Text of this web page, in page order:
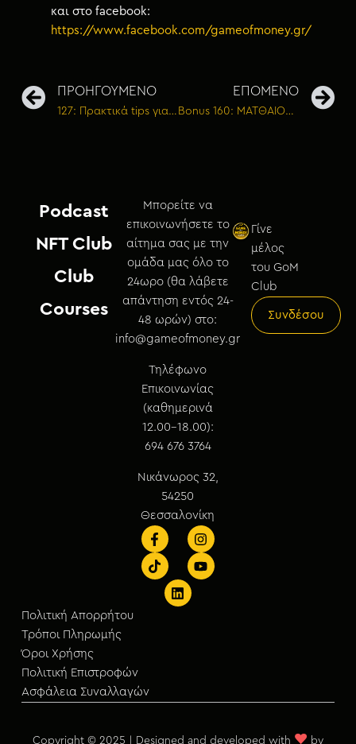
και στο facebook:
https://www.facebook.com/gameofmoney.gr/
ΠΡΟΗΓΟΥΜΕΝΟ
127: Πρακτικά tips για ΕΞΟΙΚΟΝΟΜΗΣΗ χρημάτων κάνοντας καλό και στο περιβάλλον
ΕΠΟΜΕΝΟ
Bonus 160: ΜΑΤΘΑΙΟΣ ΚΟΛΟΦΩΤΙΑΣ – Το καλό πάντα θα νικάει το κακό
Podcast
NFT Club
Club
Courses
Μπορείτε να
επικοινωνήσετε το
αίτημα σας με την
ομάδα μας όλο το
24ωρο (θα λάβετε
απάντηση εντός 24-
48 ωρών) στο:
info@gameofmoney.gr
Τηλέφωνο
Επικοινωνίας
(καθημερινά
12.00-18.00):
694 676 3764
Νικάνωρος 32,
54250
Θεσσαλονίκη
Γίνε
μέλος
του GoM
Club
Συνδέσου
Πολιτική Απορρήτου
Τρόποι Πληρωμής
Όροι Χρήσης
Πολιτική Επιστροφών
Ασφάλεια Συναλλαγών
Copyright © 2025 | Designed and developed with ♥ by